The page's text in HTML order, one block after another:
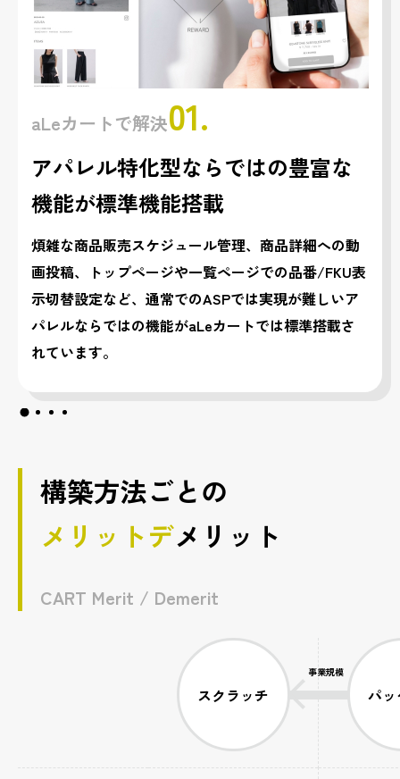
aLeカートで解決01.
アパレル特化型ならではの豊富な
機能が標準機能搭載
煩雑な商品販売スケジュール管理、商品詳細への動
画投稿、トップページや一覧ページでの品番/FKU表
示切替設定など、通常でのASPでは実現が難しいア
パレルならではの機能がaLeカートでは標準搭載さ
れています。
構築方法ごとの
メリットデメリット
CART Merit / Demerit
スクラッチ
事業規模
パ